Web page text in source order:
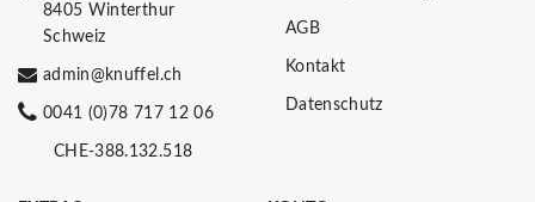
8405 Winterthur
Schweiz
admin@knuffel.ch
0041 (0)78 717 12 06
CHE-388.132.518
AGB
Kontakt
Datenschutz